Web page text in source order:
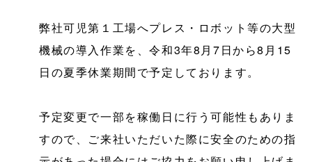
弊社可児第１工場へプレス・ロボット等の大型
機械の導入作業を、令和3年8月7日から8月15
日の夏季休業期間で予定しております。
予定変更で一部を稼働日に行う可能性もありま
すので、ご来社いただいた際に安全のための指